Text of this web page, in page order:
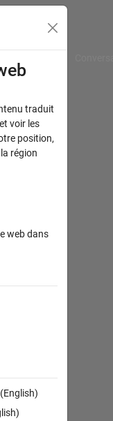
traduit
voir les
position,
région
web dans